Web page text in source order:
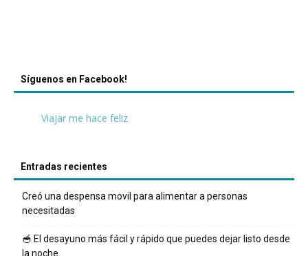
Síguenos en Facebook!
Viajar me hace feliz
Entradas recientes
Creó una despensa movil para alimentar a personas
necesitadas
🥣 El desayuno más fácil y rápido que puedes dejar listo desde
la noche